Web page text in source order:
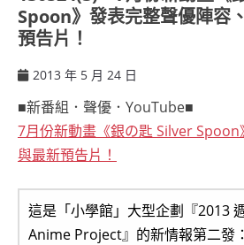
Spoon》發表完整聲優陣容
預告片！
2013 年 5 月 24 日
■新番組．聲優．YouTube■
7月份新動畫《銀の匙 Silver
與最新預告片！
這是「小學館」大型企劃『2013
Anime Project』的新情報第二發